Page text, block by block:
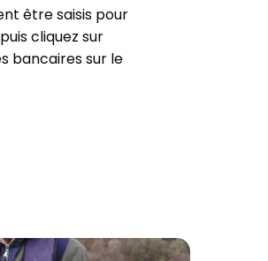
être saisis pour
cliquez sur
bancaires sur le